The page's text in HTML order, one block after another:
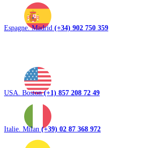
Espagne. Madrid (+34) 902 750 359
USA. Boston(+1) 857 208 72 49
Italie. Milan (+39) 02 87 368 972